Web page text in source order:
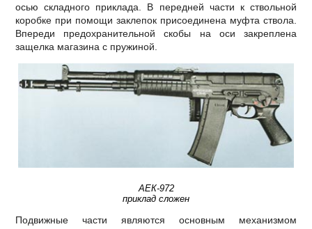
осью складного приклада. В передней части к ствольной
коробке при помощи заклепок присоединена муфта ствола.
Впереди предохранительной скобы на оси закреплена
защелка магазина с пружиной.
АЕК-972
приклад сложен
Подвижные части являются основным механизмом